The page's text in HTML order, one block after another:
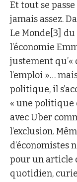
Et tout se
jamais assez.
Le Monde[3]
l’économie
justement qu’«
l’emploi »…
politique, il
« une politique
avec Uber
l’exclusion.
d’économistes
pour un article
quotidien,